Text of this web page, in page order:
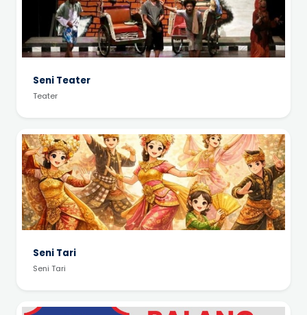
Seni Teater
Teater
Seni Tari
Seni Tari